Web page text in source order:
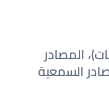
المصادر
السمعية